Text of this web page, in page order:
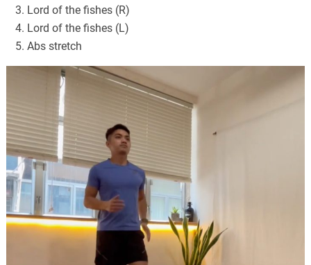
Lord of the fishes (R)
Lord of the fishes (L)
Abs stretch